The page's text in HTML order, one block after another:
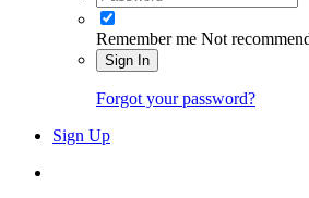
Remember me Not
Sign In
Forgot your password?
Sign Up